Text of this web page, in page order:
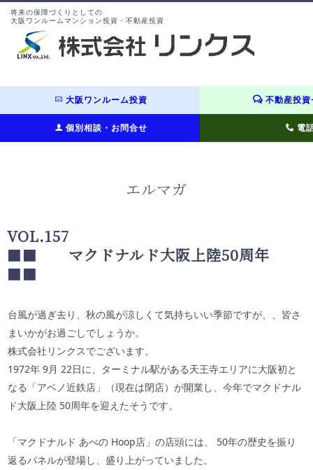
将来の保障づくりとしての
大阪ワンルームマンション投資・不動産投資
大阪ワンルーム投資 不動産投
個別相談・お問合せ 電
エルマガ
VOL.157
■■ マクドナルド大阪上陸50周年
■■
台風が過ぎ去り、秋の風が涼しくて気持ちいい季節ですが、、皆さ
まいかがお過ごしでしょうか。
株式会社リンクスでございます。
1972年 9月 22日に、ターミナル駅がある天王寺エリアに大阪初と
なる「アベノ近鉄店」（現在は閉店）が開業し、今年でマクドナル
ド大阪上陸 50周年を迎えたそうです。
「マクドナルド あべの Hoop店」の店頭には、 50年の歴史を振り
返るパネルが登場し、盛り上がっていました。